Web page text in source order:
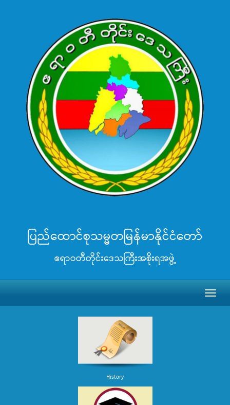
ပြည်ထောင်စုသမ္မတမြန်မာနိုင်ငံတော်
ဧရာဝတီတိုင်းဒေသကြီးအစိုးရအဖွဲ့
History